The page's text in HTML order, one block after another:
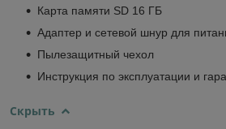
Карта памяти SD 16 ГБ
Адаптер и сетевой шнур для
Пылезащитный чехол
Инструкция по эксплуатации и
Скрыть